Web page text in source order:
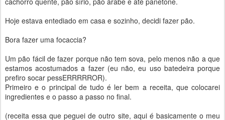
Hoje estava entediado em casa e sozinho, decidi fazer pão.
Bora fazer uma focaccia?
Um pão fácil de fazer porque não tem sova, pelo menos não a que
estamos acostumados a fazer (eu não, eu uso batedeira porque
prefiro socar pessERRRRROR).
Primeiro e o principal de tudo é ler bem a receita, que colocarei
ingredientes e o passo a passo no final.
(receita essa que peguei de outro site, aqui é basicamente o meu